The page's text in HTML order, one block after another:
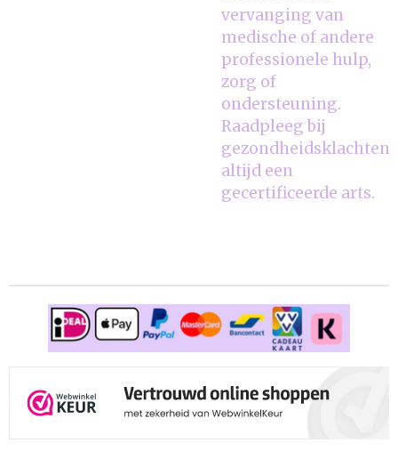
vervanging van
medische of andere
professionele hulp,
zorg of
ondersteuning.
Raadpleeg bij
gezondheidsklachten
altijd een
gecertificeerde arts.